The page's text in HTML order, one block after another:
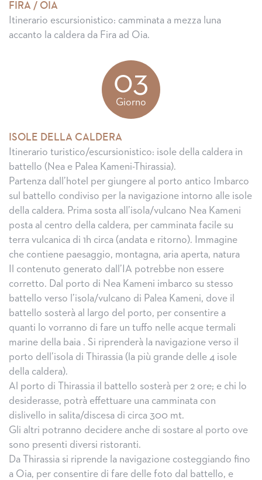
FIRA / OIA
Itinerario escursionistico: camminata a mezza luna
accanto la caldera da Fira ad Oia.
03
Giorno
ISOLE DELLA CALDERA
Itinerario turistico/escursionistico: isole della caldera in
battello (Nea e Palea Kameni-Thirassia).
Partenza dall’hotel per giungere al porto antico Imbarco
sul battello condiviso per la navigazione intorno alle isole
della caldera. Prima sosta all’isola/vulcano Nea Kameni
posta al centro della caldera, per camminata facile su
terra vulcanica di 1h circa (andata e ritorno). Immagine
che contiene paesaggio, montagna, aria aperta, natura
Il contenuto generato dall’IA potrebbe non essere
corretto. Dal porto di Nea Kameni imbarco su stesso
battello verso l’isola/vulcano di Palea Kameni, dove il
battello sosterà al largo del porto, per consentire a
quanti lo vorranno di fare un tuffo nelle acque termali
marine della baia . Si riprenderà la navigazione verso il
porto dell’isola di Thirassia (la più grande delle 4 isole
della caldera).
Al porto di Thirassia il battello sosterà per 2 ore; e chi lo
desiderasse, potrà effettuare una camminata con
dislivello in salita/discesa di circa 300 mt.
Gli altri potranno decidere anche di sostare al porto ove
sono presenti diversi ristoranti.
Da Thirassia si riprende la navigazione costeggiando fino
a Oia, per consentire di fare delle foto dal battello, e